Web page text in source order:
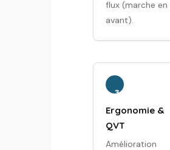
flux (marche en
avant).
3
Ergonomie &
QVT
Amélioration